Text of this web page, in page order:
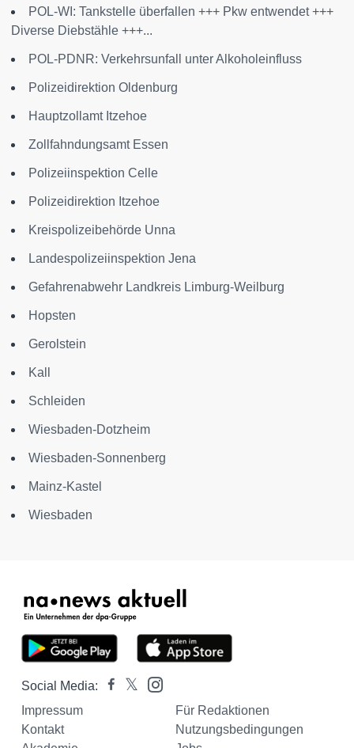
POL-WI: Tankstelle überfallen +++ Pkw entwendet +++
Diverse Diebstähle +++...
POL-PDNR: Verkehrsunfall unter Alkoholeinfluss
Polizeidirektion Oldenburg
Hauptzollamt Itzehoe
Zollfahndungsamt Essen
Polizeiinspektion Celle
Polizeidirektion Itzehoe
Kreispolizeibehörde Unna
Landespolizeiinspektion Jena
Gefahrenabwehr Landkreis Limburg-Weilburg
Hopsten
Gerolstein
Kall
Schleiden
Wiesbaden-Dotzheim
Wiesbaden-Sonnenberg
Mainz-Kastel
Wiesbaden
Social Media:
Impressum
Für Redaktionen
Kontakt
Nutzungsbedingungen